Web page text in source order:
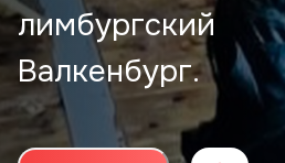
лимбургский
Валкенбург.